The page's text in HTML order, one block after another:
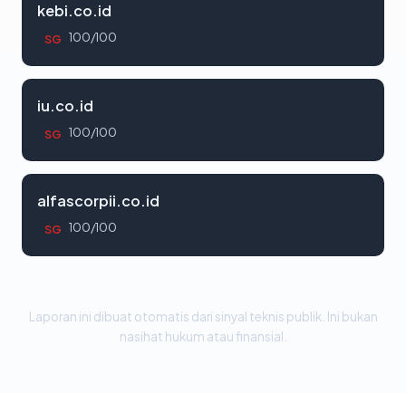
kebi.co.id
SG 100/100
iu.co.id
SG 100/100
alfascorpii.co.id
SG 100/100
Laporan ini dibuat otomatis dari sinyal teknis publik. Ini bukan
nasihat hukum atau finansial.